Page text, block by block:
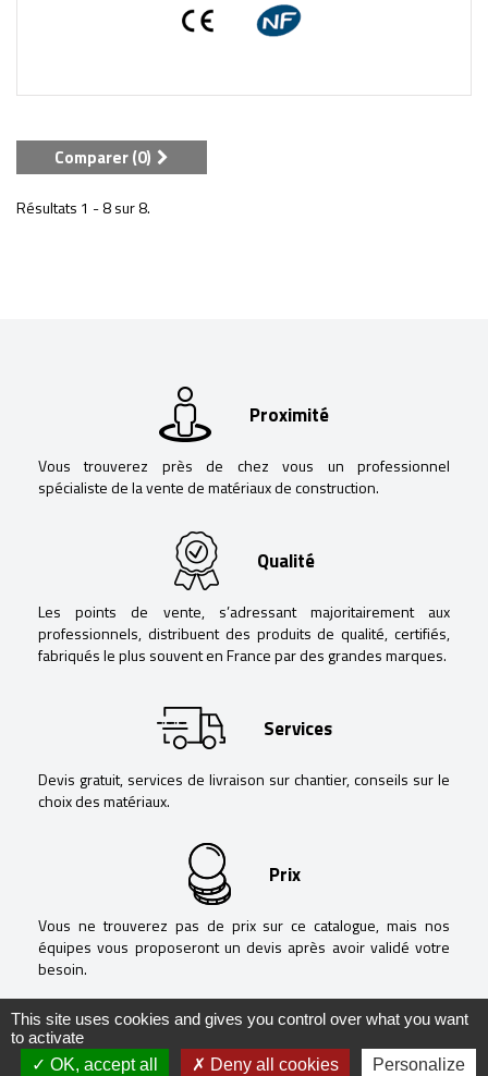
Comparer (0)
Résultats 1 - 8 sur 8.
Proximité
Vous trouverez près de chez vous un professionnel
spécialiste de la vente de matériaux de construction.
Qualité
Les points de vente, s’adressant majoritairement aux
professionnels, distribuent des produits de qualité, certifiés,
fabriqués le plus souvent en France par des grandes marques.
Services
Devis gratuit, services de livraison sur chantier, conseils sur le
choix des matériaux.
Prix
Vous ne trouverez pas de prix sur ce catalogue, mais nos
équipes vous proposeront un devis après avoir validé votre
besoin.
This site uses cookies and gives you control over what you want
to activate
OK, accept all
Deny all cookies Personalize